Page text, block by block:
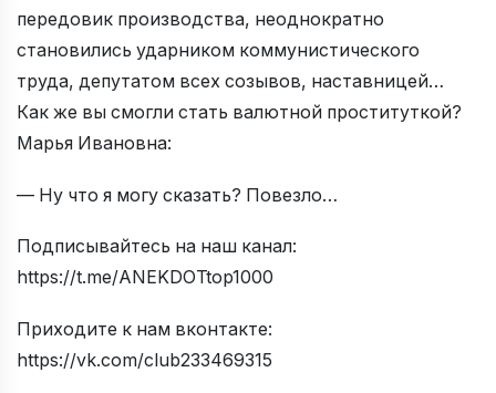
передовик производства, неоднократно
становились ударником коммунистического
труда, депутатом всех созывов, наставницей…
Как же вы смогли стать валютной проституткой?
Марья Ивановна:
— Ну что я могу сказать? Повезло…
Подписывайтесь на наш канал:
https://t.me/ANEKDOTtop1000
Приходите к нам вконтакте:
https://vk.com/club233469315